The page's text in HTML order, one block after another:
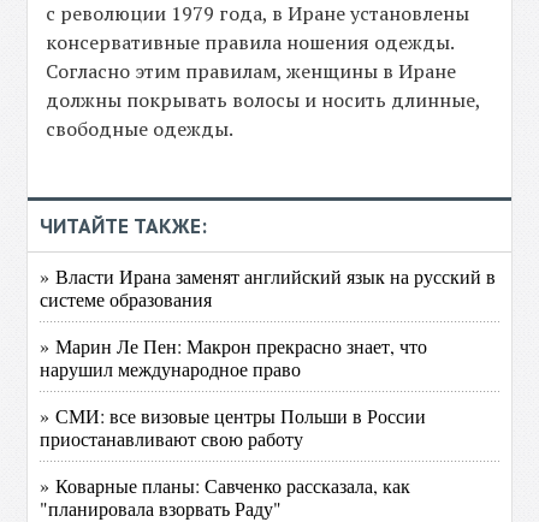
с революции 1979 года, в Иране установлены
консервативные правила ношения одежды.
Согласно этим правилам, женщины в Иране
должны покрывать волосы и носить длинные,
свободные одежды.
ЧИТАЙТЕ ТАКЖЕ:
» Власти Ирана заменят английский язык на русский в
системе образования‍
» Марин Ле Пен: Макрон прекрасно знает, что
нарушил международное право
» СМИ: все визовые центры Польши в России
приостанавливают свою работу
» Коварные планы: Савченко рассказала, как
"планировала взорвать Раду"